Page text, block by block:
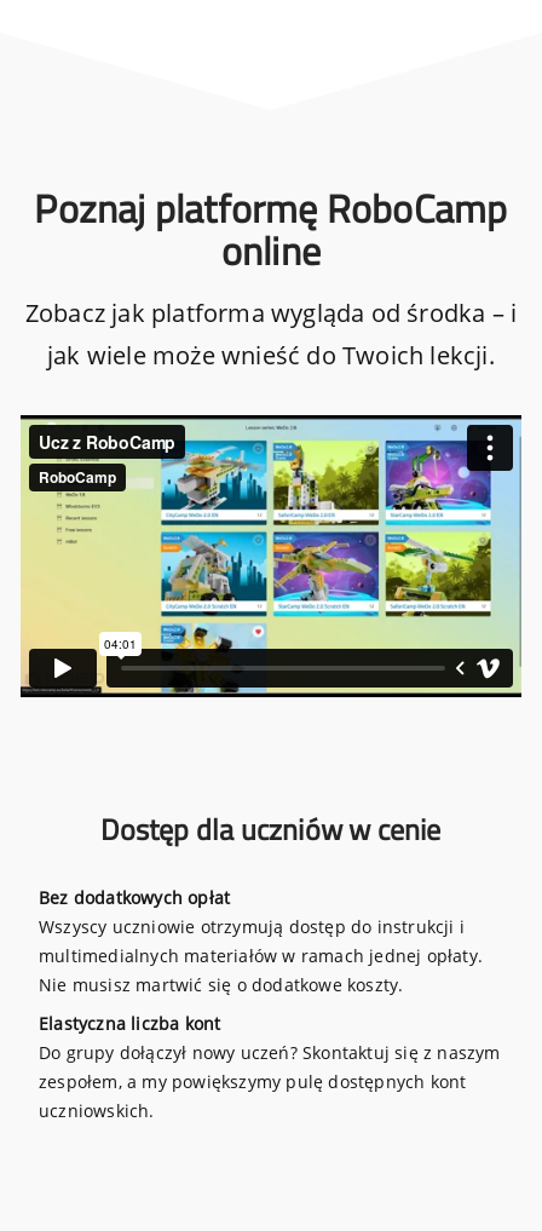
Poznaj platformę RoboCamp
online
Zobacz jak platforma wygląda od środka – i
jak wiele może wnieść do Twoich lekcji.
Dostęp dla uczniów w cenie
Bez dodatkowych opłat
Wszyscy uczniowie otrzymują dostęp do instrukcji i
multimedialnych materiałów w ramach jednej opłaty.
Nie musisz martwić się o dodatkowe koszty.
Elastyczna liczba kont
Do grupy dołączył nowy uczeń? Skontaktuj się z naszym
zespołem, a my powiększymy pulę dostępnych kont
uczniowskich.